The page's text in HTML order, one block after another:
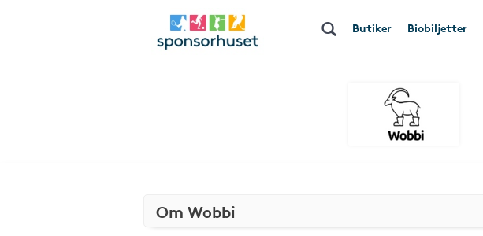
Butiker Biobiljetter
Om Wobbi